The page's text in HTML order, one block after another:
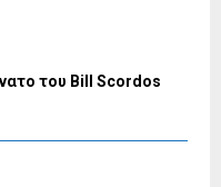
του Bill Scordos